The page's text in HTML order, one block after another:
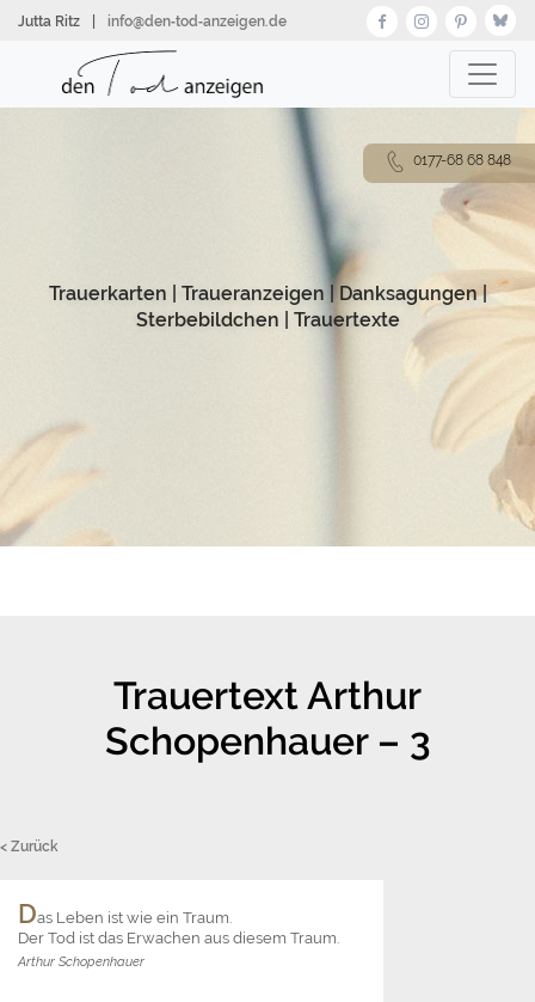
zumJutta Ritz info@den‑tod‑anzeigen.de
Trauerkarten Traueranzeigen |Danksagungen|
Sterbebildchen
Trauertexte
Trauertext Arthur
Schopenhauer – 3
< Zurück
Das Leben ist wie ein Traum.
Der Tod ist das Erwachen aus diesem Traum.
Arthur Schopenhauer
0177-68 68 848